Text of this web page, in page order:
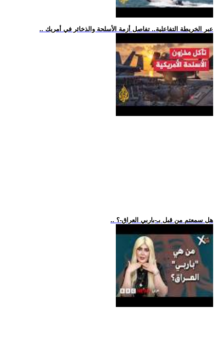
.. عبر الخريطة التفاعلية.. تفاصل أزمة الأسلحة والذخائر في أمريك
.. هل سمعتم من قبل بـ-باربي العراق-؟